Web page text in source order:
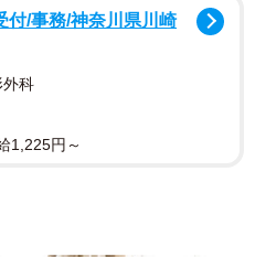
付/事務/神奈川県川崎
外科
1,225円～